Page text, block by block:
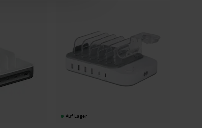
Auf Lager